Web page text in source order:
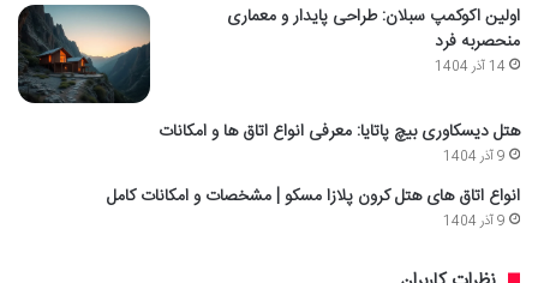
اولین اکوکمپ سبلان: طراحی پایدار و معماری
منحصربه فرد
14 آذر 1404
هتل دیسکاوری بیچ پاتایا: معرفی انواع اتاق ها و امکانات
9 آذر 1404
انواع اتاق های هتل کرون پلازا مسکو | مشخصات و امکانات کامل
9 آذر 1404